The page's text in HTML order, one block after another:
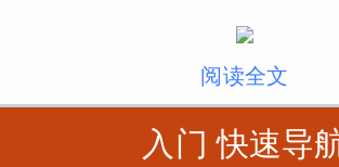
阅读全文
入门 快速导